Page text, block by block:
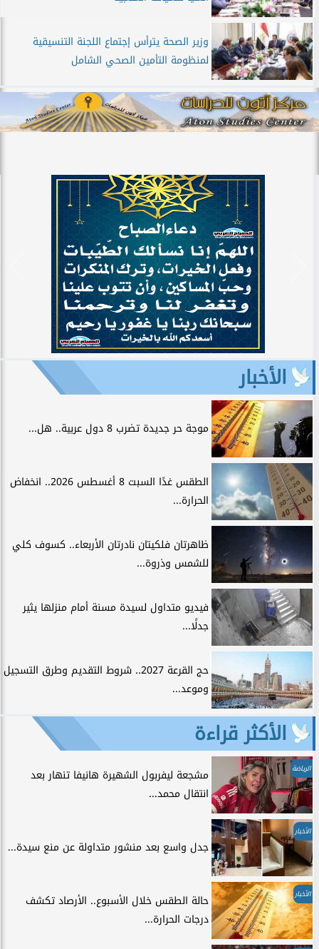
وزير الصحة يترأس إجتماع اللجنة التنسيقية
لمنظومة التأمين الصحي الشامل
الأخبار
موجة حر جديدة تضرب 8 دول عربية.. هل...
الطقس غدًا السبت 8 أغسطس 2026.. انخفاض
الحرارة...
ظاهرتان فلكيتان نادرتان الأربعاء.. كسوف كلي
للشمس وذروة...
فيديو متداول لسيدة مسنة أمام منزلها يثير
جدلًا...
حج القرعة 2027.. شروط التقديم وطرق التسجيل
وموعد...
الأكثر قراءة
الرياضة
مشجعة ليفربول الشهيرة هانيفا تنهار بعد
انتقال محمد...
الأخبار
جدل واسع بعد منشور متداولة عن منع سيدة...
الأخبار
حالة الطقس خلال الأسبوع.. الأرصاد تكشف
درجات الحرارة...